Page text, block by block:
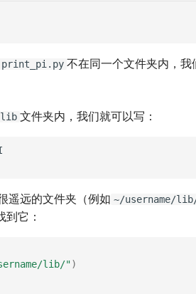
print_pi.py 不在同一个文件夹内，
lib 文件夹内，我们就可以写：
遥远的文件夹（例如 ~/username/
它：
lib/")